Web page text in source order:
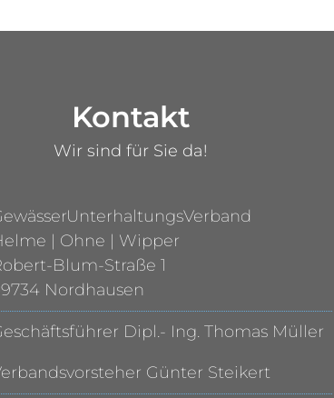
Kontakt
Wir sind für Sie da!
| Ohne | Wipper
Blum-Straße 1
Nordhausen
Dipl.- Ing. Thomas Müller
Günter Steikert